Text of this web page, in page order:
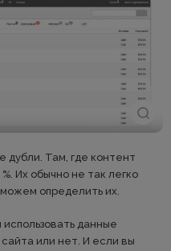
дубли. Там, где контент
Их обычно не так легко
определить их.
данные
или нет. И если вы